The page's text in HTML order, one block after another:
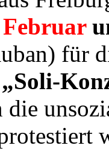
Februar
für
„Soli-
die